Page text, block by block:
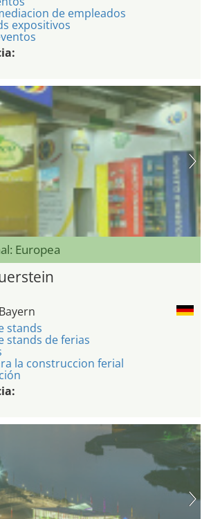
de empleados
expositivos
Europea
stands
stands de ferias
la construccion ferial